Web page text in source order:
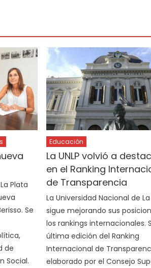
Plata
Se
de
Social.
Educación
La UNLP volvió a
en el Ranking
de Transparencia
La Universidad Nacional de
sigue mejorando sus
los rankings internacionales.
última edición del Ranking
Internacional de
elaborado por el Consejo